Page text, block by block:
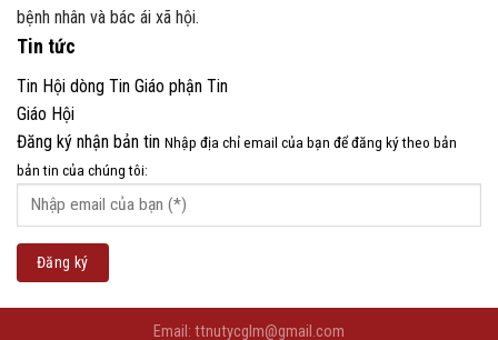
bệnh nhân và bác ái xã hội.
Tin tức
Tin Hội dòng Tin Giáo phận Tin
Giáo Hội
Đăng ký nhận bản tin Nhập địa chỉ email của bạn để đăng ký theo bản
bản tin của chúng tôi:
Email: ttnutycglm@gmail.com